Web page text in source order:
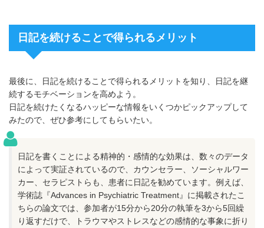
日記を続けることで得られるメリット
最後に、日記を続けることで得られるメリットを知り、日記を継
続するモチベーションを高めよう。
日記を続けたくなるハッピーな情報をいくつかピックアップして
みたので、ぜひ参考にしてもらいたい。
日記を書くことによる精神的・感情的な効果は、数々のデータ
によって実証されているので、カウンセラー、ソーシャルワー
カー、セラピストらも、患者に日記を勧めています。例えば、
学術誌『Advances in Psychiatric Treatment』に掲載されたこ
ちらの論文では、参加者が15分から20分の執筆を3から5回繰
り返すだけで、トラウマやストレスなどの感情的な事象に折り